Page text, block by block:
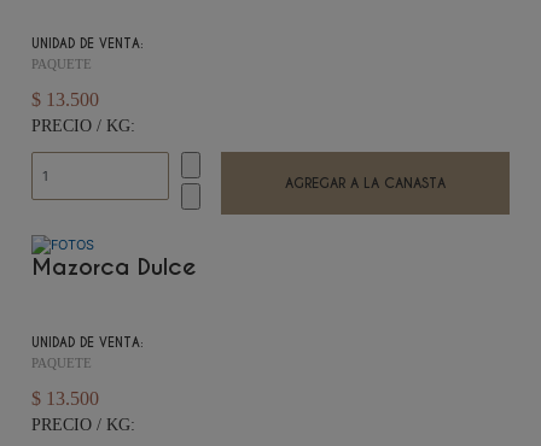
UNIDAD DE VENTA:
PAQUETE
$ 13.500
PRECIO / KG:
Mazorca Dulce
UNIDAD DE VENTA:
PAQUETE
$ 13.500
PRECIO / KG: